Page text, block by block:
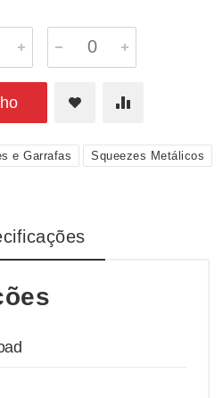
e Garrafas Squeezes Metálicos